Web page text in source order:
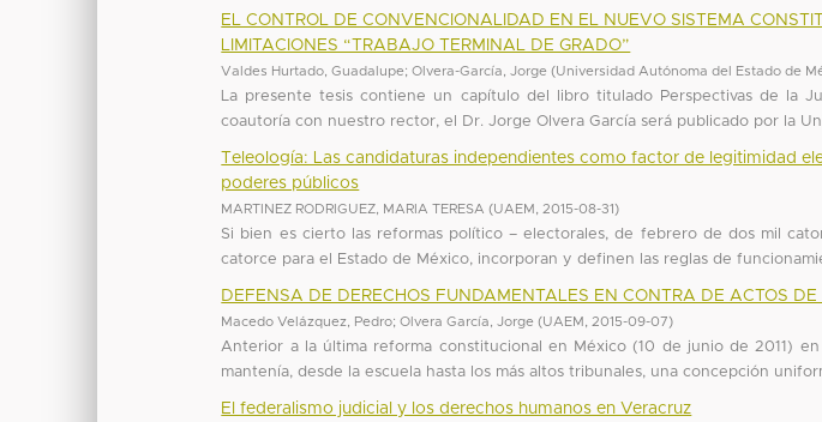
EL CONTROL DE CONVENCIONALIDAD EN EL NUEVO SISTEMA
LIMITACIONES “TRABAJO TERMINAL DE GRADO”
Valdes Hurtado, Guadalupe;Olvera-García, Jorge (Universidad Autónoma del Estado de
La presente tesis contiene un capítulo del libro titulado Perspectivas de la
coautoría con nuestro rector, el Dr. Jorge Olvera García será publicado por la
Teleología: Las candidaturas independientes como factor de legitimidad
poderes públicos
MARTINEZ RODRIGUEZ, MARIA TERESA (UAEM 2015-08-31)
Si bien es cierto las reformas político – electorales, de febrero de dos mil
catorce para el Estado de México, incorporan y definen las reglas de
DEFENSA DE DERECHOS FUNDAMENTALES EN CONTRA DE ACTOS
Macedo Velázquez, Pedro;Olvera García, Jorge (UAEM 2015-09-07)
Anterior a la última reforma constitucional en México (10 de junio de 2011)
mantenía, desde la escuela hasta los más altos tribunales, una concepción
El federalismo judicial y los derechos humanos en Veracruz